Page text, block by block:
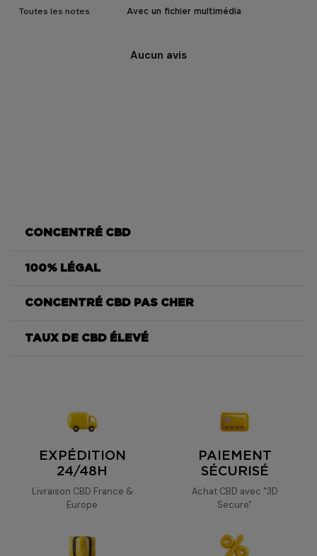
Avec un fichier multimédia
Aucun avis
CONCENTRÉ CBD
CBD Amnesia
concentration élevée en CBD
100% LÉGAL
0,3%
CONCENTRÉ CBD PAS CHER
Crumble Amnesia
TAUX DE CBD ÉLEVÉ
93%
EXPÉDITION
24/48H
Livraison CBD France &
Europe
PAIEMENT
SÉCURISÉ
Achat CBD avec "3D
Secure"